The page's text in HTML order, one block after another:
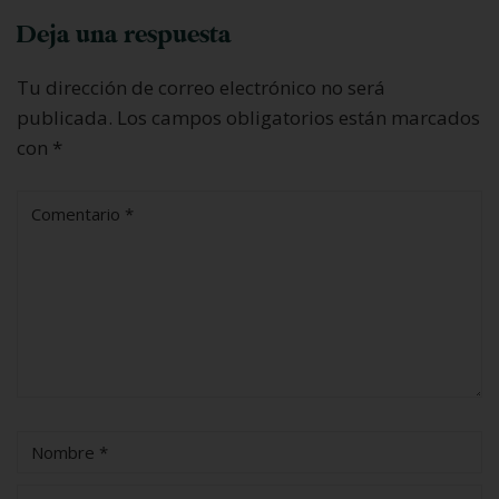
Deja una respuesta
Tu dirección de correo electrónico no será
publicada. Los campos obligatorios están marcados
con *